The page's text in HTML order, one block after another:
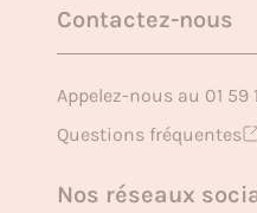
Contactez-nous
Appelez-nous au 01 59
Questions fréquentes
Nos réseaux